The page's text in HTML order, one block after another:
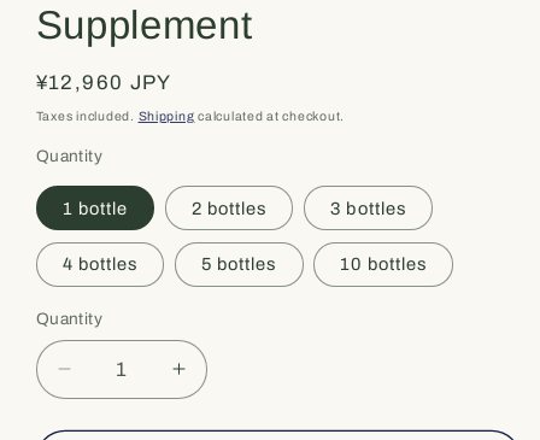
Supplement
Regular
price
¥12,960 JPY
Taxes included. Shipping calculated at checkout.
Quantity
1 bottle 2 bottles 3 bottles
4 bottles 5 bottles 10 bottles
Quantity
Quantity
Decrease
quantity
for
Increase
quantity
for